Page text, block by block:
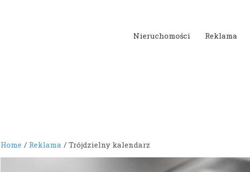
Nieruchomości Reklama
Home Reklama Trójdzielny kalendarz